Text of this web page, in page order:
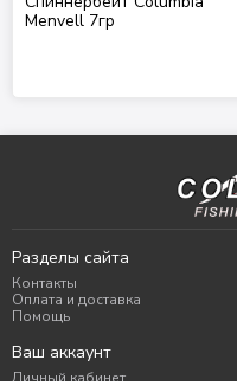
Menvell 7гр
Разделы сайта
Контакты
Оплата и доставка
Помощь
Ваш аккаунт
Личный кабинет